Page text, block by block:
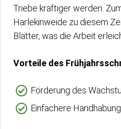
Triebe kräftiger werden.
Harlekinweide zu diesem
Blätter, was die Arbeit
Vorteile des
Förderung des
Einfachere